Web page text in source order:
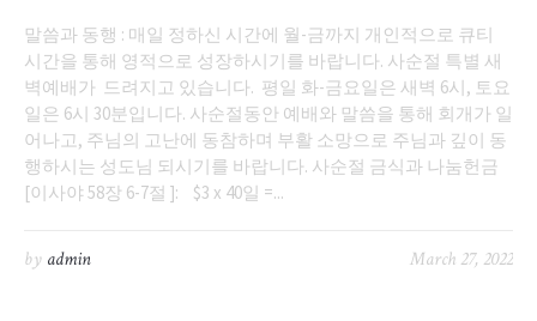
말씀과 동행 : 매일 정하신 시간에 월-금까지 개인적으로 큐티
시간을 통해 영적으로 성장하시기를 바랍니다. 사순절 특별 새
벽예배가 드려지고 있습니다. 평일 화-금요일은 새벽 6시, 토요
일은 6시 30분입니다. 사순절동안 예배와 말씀을 통해 회개가 일
어나고, 주님의 고난에 동참하며 부활 소망으로 주님과 깊이 동
행하시는 성도님 되시기를 바랍니다. 사순절 금식과 나눔헌금
[이사야 58장 6-7절 ]: $3 x 40일 =...
March 27, 2022
by admin